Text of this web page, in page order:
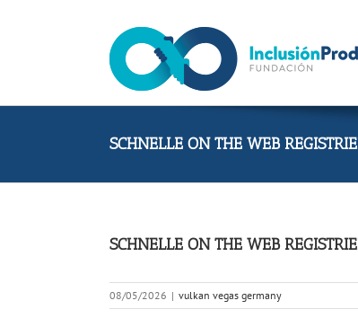
SCHNELLE ON THE WEB
SCHNELLE ON THE WEB
08/05/2026 | vulkan vegas germany